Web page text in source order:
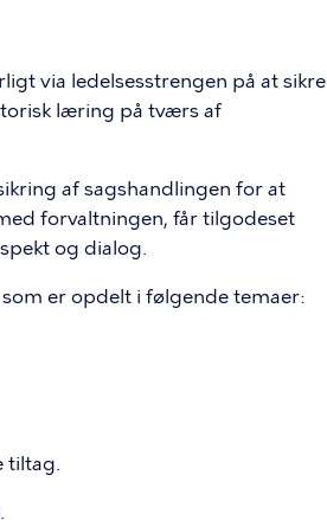
via ledelsesstrengen på at sikre
læring på tværs af
af sagshandlingen for at
forvaltningen, får tilgodeset
og dialog.
er opdelt i følgende temaer:
tiltag.